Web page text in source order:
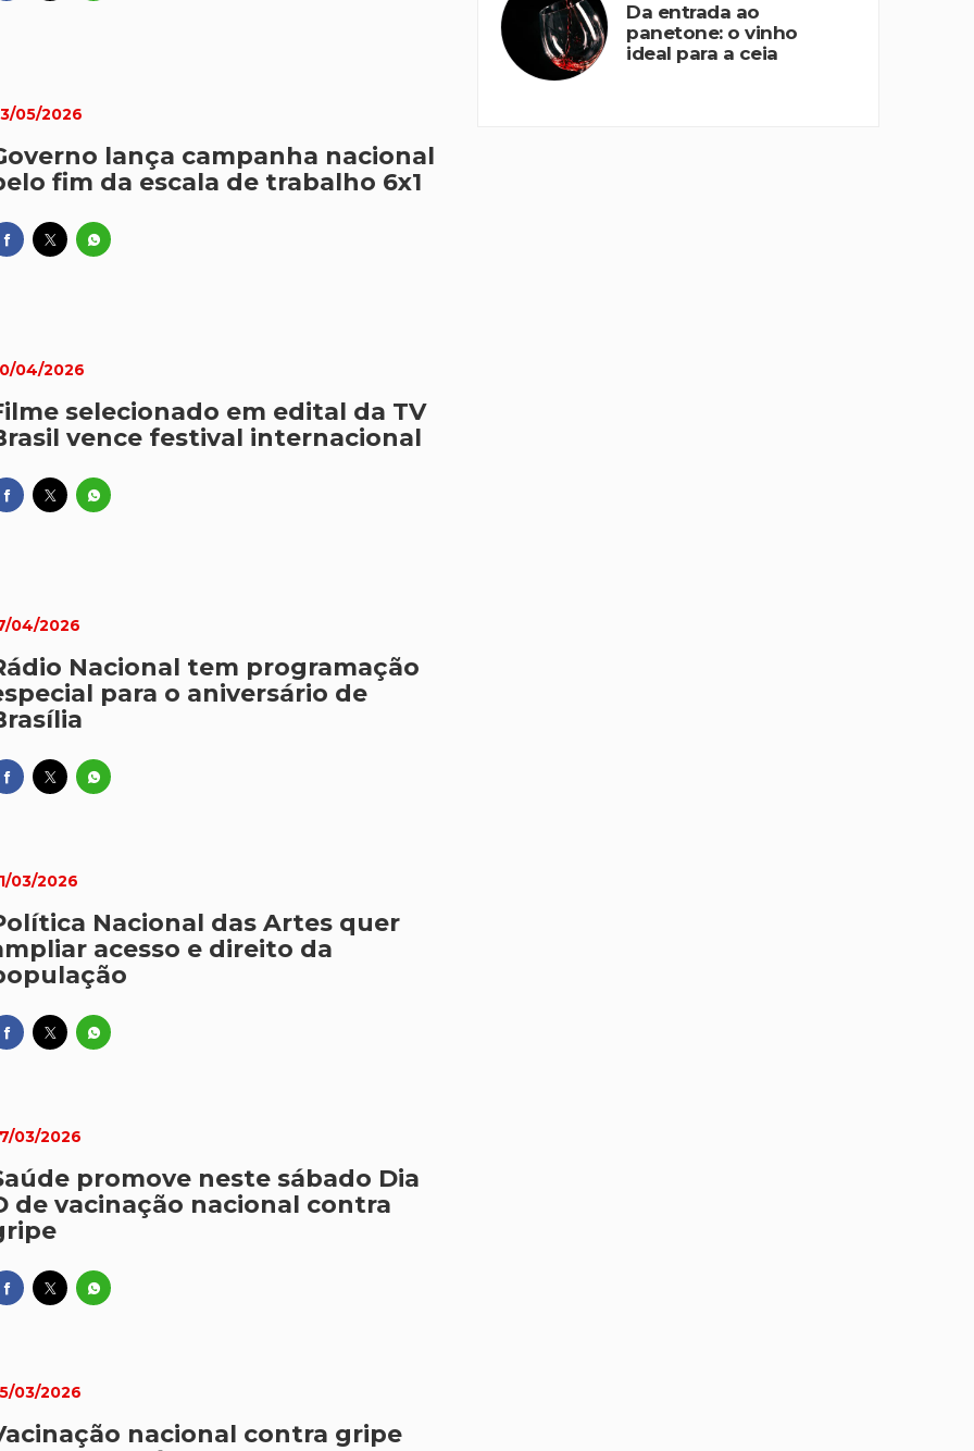
05/2026
lança campanha nacional
fim da escala de trabalho 6x1
04/2026
selecionado em edital da TV
vence festival internacional
04/2026
Nacional tem programação
para o aniversário de
03/2026
Nacional das Artes quer
acesso e direito da
03/2026
promove neste sábado Dia
de vacinação nacional contra
03/2026
nacional contra gripe
Da entrada ao
panetone: o vinho
ideal para a ceia